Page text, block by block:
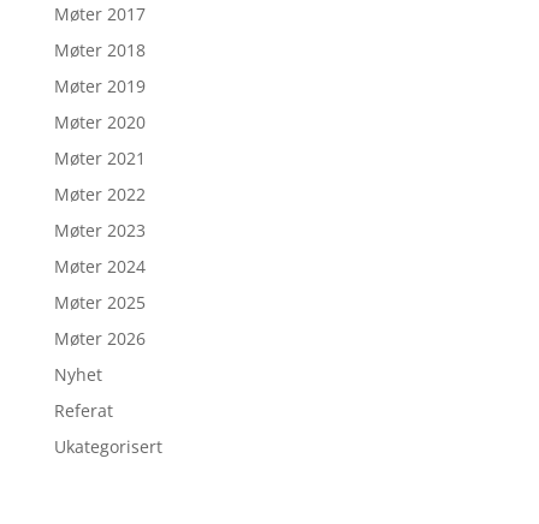
Møter 2017
Møter 2018
Møter 2019
Møter 2020
Møter 2021
Møter 2022
Møter 2023
Møter 2024
Møter 2025
Møter 2026
Nyhet
Referat
Ukategorisert